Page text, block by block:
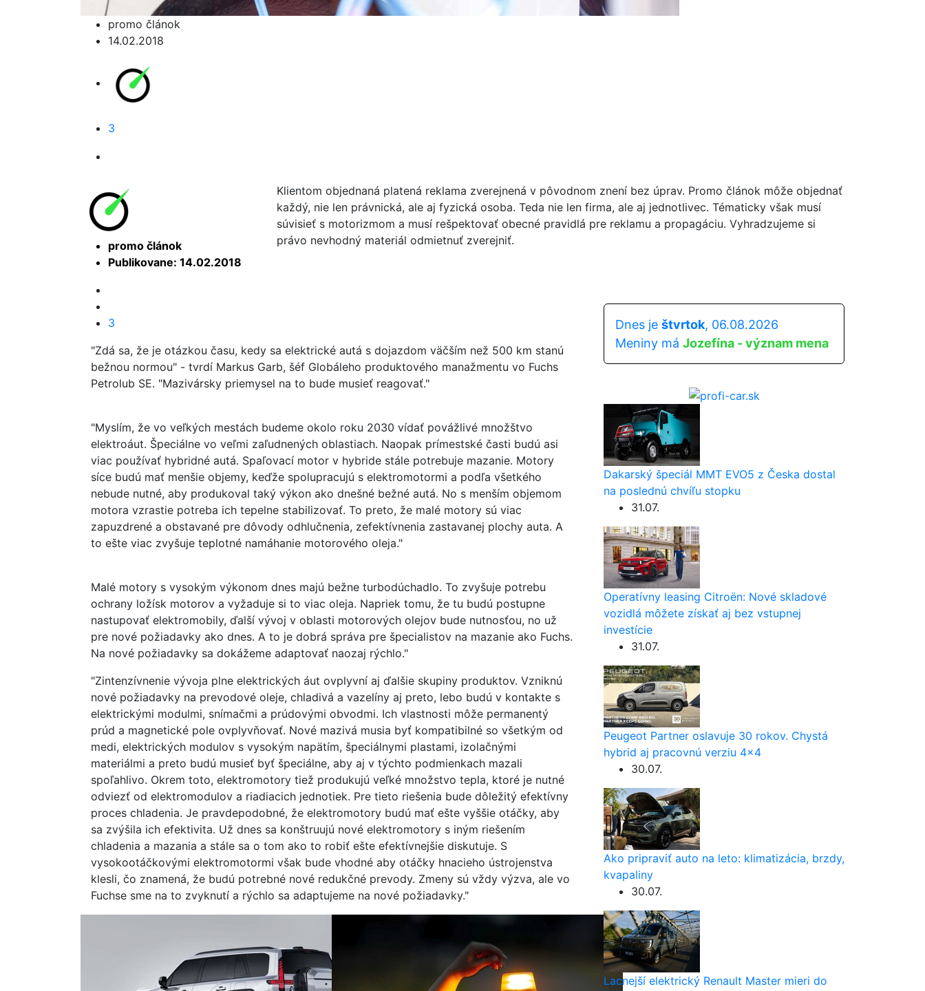
promo článok
14.02.2018
3
promo článok
Publikovane: 14.02.2018
Klientom objednaná platená reklama zverejnená v pôvodnom znení bez úprav. Promo článok môže objednať
každý, nie len právnická, ale aj fyzická osoba. Teda nie len firma, ale aj jednotlivec. Tématicky však musí
súvisieť s motorizmom a musí rešpektovať obecné pravidlá pre reklamu a propagáciu. Vyhradzujeme si
právo nevhodný materiál odmietnuť zverejniť.
3
"Zdá sa, že je otázkou času, kedy sa elektrické autá s dojazdom väčším než 500 km stanú
bežnou normou" - tvrdí Markus Garb, šéf Globáleho produktového manažmentu vo Fuchs
Petrolub SE. "Mazivársky priemysel na to bude musieť reagovať."
"Myslím, že vo veľkých mestách budeme okolo roku 2030 vídať povážlivé množštvo
elektroáut. Špeciálne vo veľmi zaľudnených oblastiach. Naopak prímestské časti budú asi
viac používať hybridné autá. Spaľovací motor v hybride stále potrebuje mazanie. Motory
síce budú mať menšie objemy, keďže spolupracujú s elektromotormi a podľa všetkého
nebude nutné, aby produkoval taký výkon ako dnešné bežné autá. No s menším objemom
motora vzrastie potreba ich tepelne stabilizovať. To preto, že malé motory sú viac
zapuzdrené a obstavané pre dôvody odhlučnenia, zefektívnenia zastavanej plochy auta. A
to ešte viac zvyšuje teplotné namáhanie motorového oleja."
Malé motory s vysokým výkonom dnes majú bežne turbodúchadlo. To zvyšuje potrebu
ochrany ložísk motorov a vyžaduje si to viac oleja. Napriek tomu, že tu budú postupne
nastupovať elektromobily, ďalší vývoj v oblasti motorových olejov bude nutnosťou, no už
pre nové požiadavky ako dnes. A to je dobrá správa pre špecialistov na mazanie ako Fuchs.
Na nové požiadavky sa dokážeme adaptovať naozaj rýchlo."
"Zintenzívnenie vývoja plne elektrických áut ovplyvní aj ďalšie skupiny produktov. Vzniknú
nové požiadavky na prevodové oleje, chladivá a vazelíny aj preto, lebo budú v kontakte s
elektrickými modulmi, snímačmi a prúdovými obvodmi. Ich vlastnosti môže permanentý
prúd a magnetické pole ovplyvňovať. Nové mazivá musia byť kompatibilné so všetkým od
medi, elektrických modulov s vysokým napätím, špeciálnymi plastami, izolačnými
materiálmi a preto budú musieť byť špeciálne, aby aj v týchto podmienkach mazali
spoľahlivo. Okrem toto, elektromotory tiež produkujú veľké množstvo tepla, ktoré je nutné
odviezť od elektromodulov a riadiacich jednotiek. Pre tieto riešenia bude dôležitý efektívny
proces chladenia. Je pravdepodobné, že elektromotory budú mať ešte vyššie otáčky, aby
sa zvýšila ich efektivita. Už dnes sa konštruujú nové elektromotory s iným riešením
chladenia a mazania a stále sa o tom ako to robiť ešte efektívnejšie diskutuje. S
vysokootáčkovými elektromotormi však bude vhodné aby otáčky hnacieho ústrojenstva
klesli, čo znamená, že budú potrebné nové redukčné prevody. Zmeny sú vždy výzva, ale vo
Fuchse sme na to zvyknutí a rýchlo sa adaptujeme na nové požiadavky."
Dnes je štvrtok, 06.08.2026
Meniny má Jozefína - význam mena
Dakarský špeciál MMT EVO5 z Česka dostal
na poslednú chvíľu stopku
31.07.
Operatívny leasing Citroën: Nové skladové
vozidlá môžete získať aj bez vstupnej
investície
31.07.
Peugeot Partner oslavuje 30 rokov. Chystá
hybrid aj pracovnú verziu 4×4
30.07.
Ako pripraviť auto na leto: klimatizácia, brzdy,
kvapaliny
30.07.
Lacnejší elektrický Renault Master mieri do